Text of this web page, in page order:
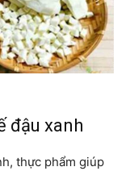
đậu xanh
thực phẩm giúp